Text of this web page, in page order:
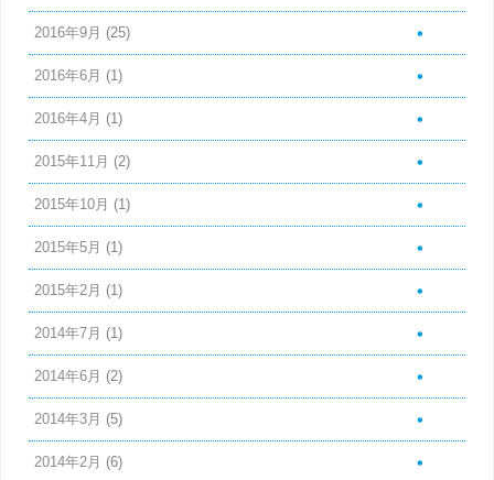
2016年9月 (25)
2016年6月 (1)
2016年4月 (1)
2015年11月 (2)
2015年10月 (1)
2015年5月 (1)
2015年2月 (1)
2014年7月 (1)
2014年6月 (2)
2014年3月 (5)
2014年2月 (6)